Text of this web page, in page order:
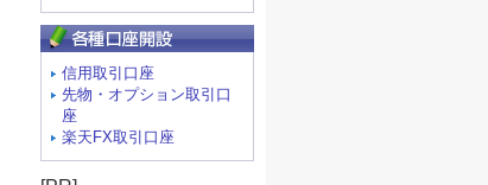
信用取引口座
先物・オプション取引口
座
楽天FX取引口座